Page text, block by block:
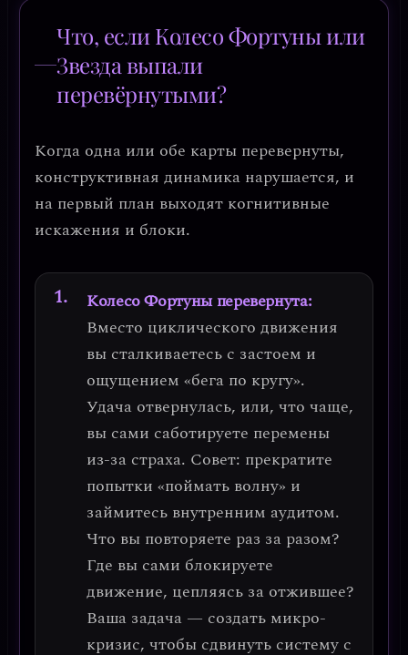
Что, если Колесо Фортуны или
Звезда выпали
перевёрнутыми?
Когда одна или обе карты перевернуты,
конструктивная динамика нарушается, и
на первый план выходят когнитивные
искажения и блоки.
Колесо Фортуны перевернута:
Вместо циклического движения
вы сталкиваетесь с застоем и
ощущением «бега по кругу».
Удача отвернулась, или, что чаще,
вы сами саботируете перемены
из-за страха. Совет: прекратите
попытки «поймать волну» и
займитесь внутренним аудитом.
Что вы повторяете раз за разом?
Где вы сами блокируете
движение, цепляясь за отжившее?
Ваша задача — создать микро-
кризис, чтобы сдвинуть систему с